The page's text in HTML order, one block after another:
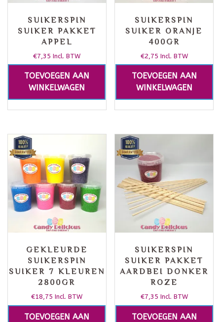
SUIKERSPIN
SUIKER PAKKET
APPEL
€7,35 Incl. BTW
TOEVOEGEN AAN
WINKELWAGEN
SUIKERSPIN
SUIKER ORANJE
400GR
€2,75 Incl. BTW
TOEVOEGEN AAN
WINKELWAGEN
GEKLEURDE
SUIKERSPIN
SUIKER 7 KLEUREN
2800GR
€18,75 Incl. BTW
TOEVOEGEN AAN
SUIKERSPIN
SUIKER PAKKET
AARDBEI DONKER
ROZE
€7,35 Incl. BTW
TOEVOEGEN AAN